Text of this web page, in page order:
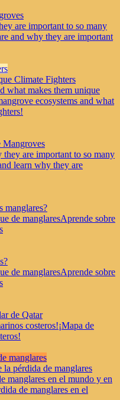
are important to so many
and why they are important
Climate Fighters
what makes them unique
ecosystems and what
Mangroves
are important to so many
learn why they are
manglares?
de manglaresAprende sobre
de manglaresAprende sobre
de Qatar
costeros!¡Mapa de
la pérdida de manglares
manglares en el mundo y en
de manglares en el